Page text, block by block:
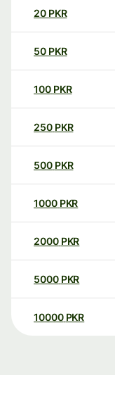
20 PKR
50 PKR
100 PKR
250 PKR
500 PKR
1000 PKR
2000 PKR
5000 PKR
10000 PKR